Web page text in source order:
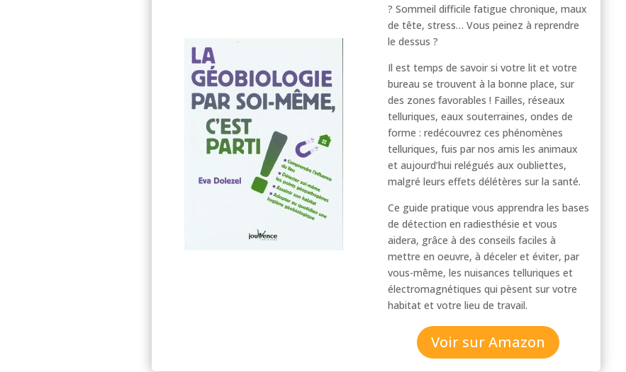
? Sommeil difficile fatigue chronique, maux
de tête, stress… Vous peinez à reprendre
le dessus ?
Il est temps de savoir si votre lit et votre
bureau se trouvent à la bonne place, sur
des zones favorables ! Failles, réseaux
telluriques, eaux souterraines, ondes de
forme : redécouvrez ces phénomènes
telluriques, fuis par nos amis les animaux
et aujourd’hui relégués aux oubliettes,
malgré leurs effets délétères sur la santé.
Ce guide pratique vous apprendra les bases
de détection en radiesthésie et vous
aidera, grâce à des conseils faciles à
mettre en oeuvre, à déceler et éviter, par
vous-même, les nuisances telluriques et
électromagnétiques qui pèsent sur votre
habitat et votre lieu de travail.
Voir sur Amazon